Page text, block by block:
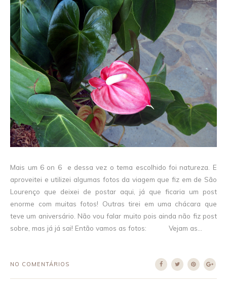
Mais um 6 on 6 e dessa vez o tema escolhido foi natureza. E
aproveitei e utilizei algumas fotos da viagem que fiz em de São
Lourenço que deixei de postar aqui, já que ficaria um post
enorme com muitas fotos! Outras tirei em uma chácara que
teve um aniversário. Não vou falar muito pois ainda não fiz post
sobre, mas já já sai! Então vamos as fotos: Vejam as...
NO COMENTÁRIOS